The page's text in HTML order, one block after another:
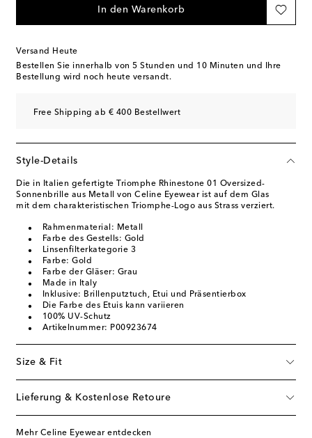
In den Warenkorb
Versand Heute
Bestellen Sie innerhalb von 5 Stunden und 10 Minuten und Ihre
Bestellung wird noch heute versandt.
Free Shipping ab € 400 Bestellwert
Style-Details
Die in Italien gefertigte Triomphe Rhinestone 01 Oversized-
Sonnenbrille aus Metall von Celine Eyewear ist auf dem Glas
mit dem charakteristischen Triomphe-Logo aus Strass verziert.
Rahmenmaterial: Metall
Farbe des Gestells: Gold
Linsenfilterkategorie 3
Farbe: Gold
Farbe der Gläser: Grau
Made in Italy
Inklusive: Brillenputztuch, Etui und Präsentierbox
Die Farbe des Etuis kann variieren
100% UV-Schutz
Artikelnummer: P00923674
Size & Fit
Lieferung & Kostenlose Retoure
Mehr Celine Eyewear entdecken